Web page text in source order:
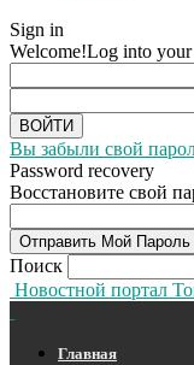
Sign in
Welcome!Log into your
Вы забыли свой
Password recovery
Восстановите свой
Поиск
Новостной портал
Главная